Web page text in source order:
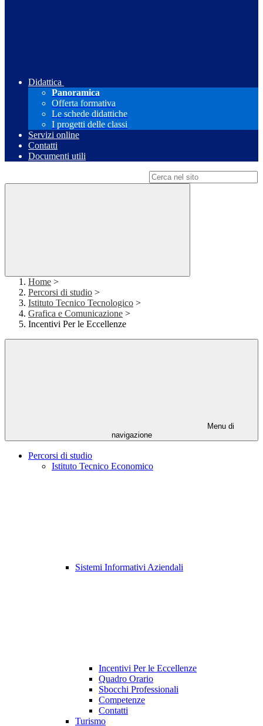
Didattica
Panoramica
Offerta formativa
Le schede didattiche
I progetti delle classi
Servizi online
Contatti
Documenti utili
Home >
Percorsi di studio >
Istituto Tecnico Tecnologico >
Grafica e Comunicazione >
Incentivi Per le Eccellenze
Menu di
navigazione
Percorsi di studio
Istituto Tecnico Economico
Sistemi Informativi Aziendali
Incentivi Per le Eccellenze
Quadro Orario
Sbocchi Professionali
Competenze
Contatti
Turismo